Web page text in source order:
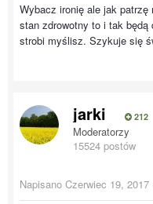
Wybacz ironię ale jak
stan zdrowotny to i tak będą
strobi myślisz. Szykuje się
jarki 212
Moderatorzy
15524 postów
Napisano Czerwiec 19, 2017